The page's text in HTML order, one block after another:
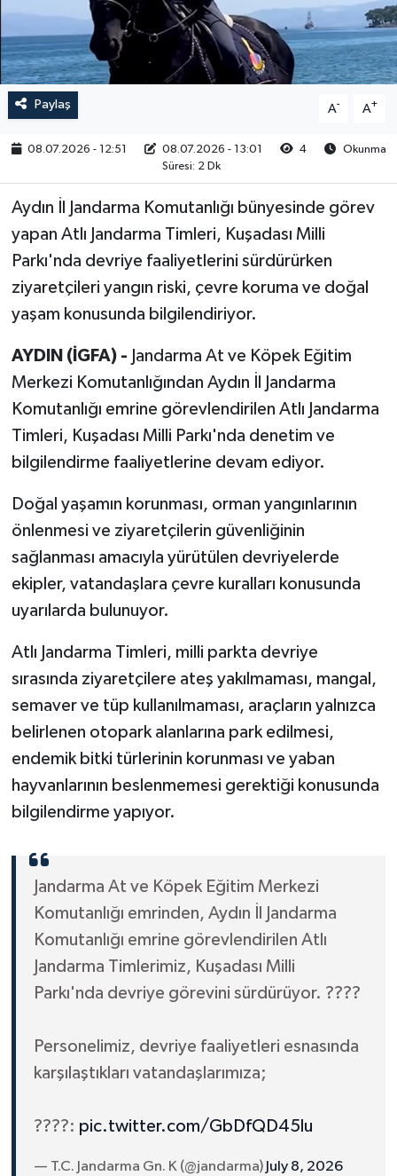
Paylaş A- A+
08.07.2026 - 12:51 08.07.2026 - 13:01 4
Okunma
Süresi: 2 Dk
Aydın İl Jandarma Komutanlığı bünyesinde görev
yapan Atlı Jandarma Timleri, Kuşadası Milli
Parkı'nda devriye faaliyetlerini sürdürürken
ziyaretçileri yangın riski, çevre koruma ve doğal
yaşam konusunda bilgilendiriyor.
AYDIN (İGFA) - Jandarma At ve Köpek Eğitim
Merkezi Komutanlığından Aydın İl Jandarma
Komutanlığı emrine görevlendirilen Atlı Jandarma
Timleri, Kuşadası Milli Parkı'nda denetim ve
bilgilendirme faaliyetlerine devam ediyor.
Doğal yaşamın korunması, orman yangınlarının
önlenmesi ve ziyaretçilerin güvenliğinin
sağlanması amacıyla yürütülen devriyelerde
ekipler, vatandaşlara çevre kuralları konusunda
uyarılarda bulunuyor.
Atlı Jandarma Timleri, milli parkta devriye
sırasında ziyaretçilere ateş yakılmaması, mangal,
semaver ve tüp kullanılmaması, araçların yalnızca
belirlenen otopark alanlarına park edilmesi,
endemik bitki türlerinin korunması ve yaban
hayvanlarının beslenmemesi gerektiği konusunda
bilgilendirme yapıyor.
Jandarma At ve Köpek Eğitim Merkezi
Komutanlığı emrinden, Aydın İl Jandarma
Komutanlığı emrine görevlendirilen Atlı
Jandarma Timlerimiz, Kuşadası Milli
Parkı'nda devriye görevini sürdürüyor. ????
Personelimiz, devriye faaliyetleri esnasında
karşılaştıkları vatandaşlarımıza;
????: pic.twitter.com/GbDfQD45lu
— T.C. Jandarma Gn. K (@jandarma) July 8, 2026
RESMİ İLAN